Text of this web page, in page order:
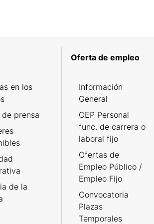
en los
prensa
de la
Oferta de empleo
Información
General
OEP Personal
func. de carrera o
laboral fijo
Ofertas de
Empleo Público /
Empleo Fijo
Convocatoria
Plazas
Temporales